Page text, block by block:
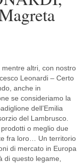
altri, con nostro
Leonardi – Certo
anche in
se consideriamo la
dell’Emilia
del Lambrusco.
o meglio due
fra loro… Un territorio
di mercato in Europa
di questo legame,